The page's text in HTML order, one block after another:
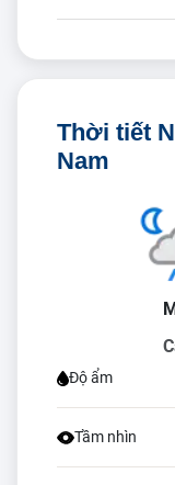
Thời tiết
Nam
Độ ẩm
Tầm nhìn